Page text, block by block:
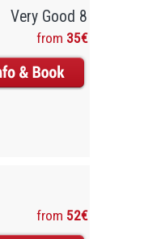
Very Good 8
from 35€
from 52€